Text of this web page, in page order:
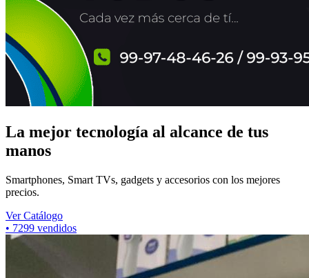
La mejor tecnología al alcance de tus
manos
Smartphones, Smart TVs, gadgets y accesorios con los mejores
precios.
Ver Catálogo
• 7299 vendidos